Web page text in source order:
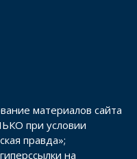
материалов сайта
при условии
правда»;
на